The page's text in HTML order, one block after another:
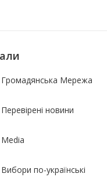
Громадянська Мережа
Перевірені новини
Media
Вибори по-українські